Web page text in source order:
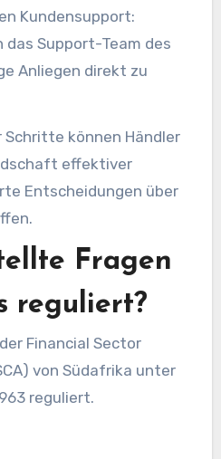
Kundensupport:
das Support-Team des
Anliegen direkt zu
Schritte können Händler
effektiver
Entscheidungen über
Fragen
reguliert?
Financial Sector
von Südafrika unter
reguliert.